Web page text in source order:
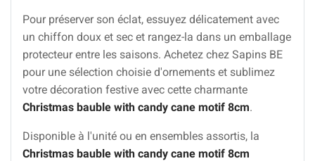
Pour préserver son éclat, essuyez délicatement avec
un chiffon doux et sec et rangez-la dans un emballage
protecteur entre les saisons. Achetez chez Sapins BE
pour une sélection choisie d'ornements et sublimez
votre décoration festive avec cette charmante
Christmas bauble with candy cane motif 8cm.
Disponible à l'unité ou en ensembles assortis, la
Christmas bauble with candy cane motif 8cm